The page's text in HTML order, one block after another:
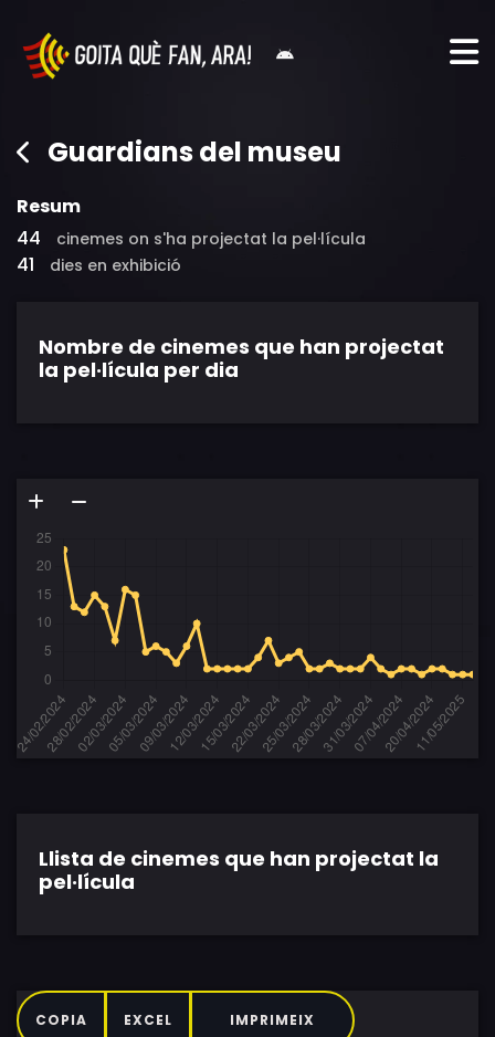
Guardians del museu
Resum
44
cinemes on s'ha projectat la pel·lícula
41 dies en exhibició
Nombre de cinemes que han projectat
la pel·lícula per dia
Llista de cinemes que han projectat la
pel·lícula
COPIA EXCEL IMPRIMEIX